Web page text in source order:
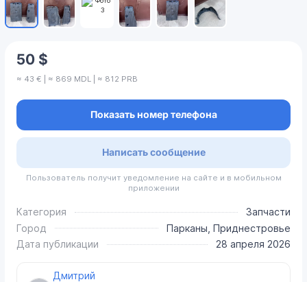
50 $
≈ 43 € | ≈ 869 MDL | ≈ 812 PRB
Показать номер телефона
Написать сообщение
Пользователь получит уведомление на сайте и в мобильном
приложении
Категория
Запчасти
Город
Парканы, Приднестровье
Дата публикации
28 апреля 2026
Дмитрий